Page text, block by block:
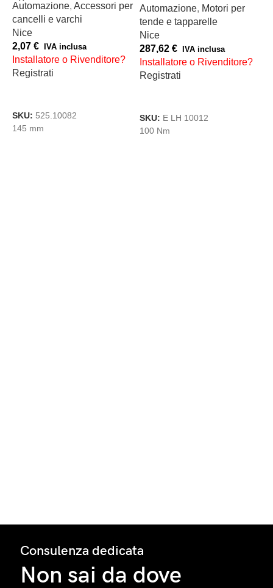
Automazione, Accessori per
cancelli e varchi
Nice
2,07 € IVA inclusa
Installatore o Rivenditore?
Registrati
SKU: 525.10082
145 mm
Automazione, Motori per
tende e tapparelle
Nice
287,62 € IVA inclusa
Installatore o Rivenditore?
Registrati
SKU: E LH 10012
100 Nm
Consulenza dedicata
Non sai da dove